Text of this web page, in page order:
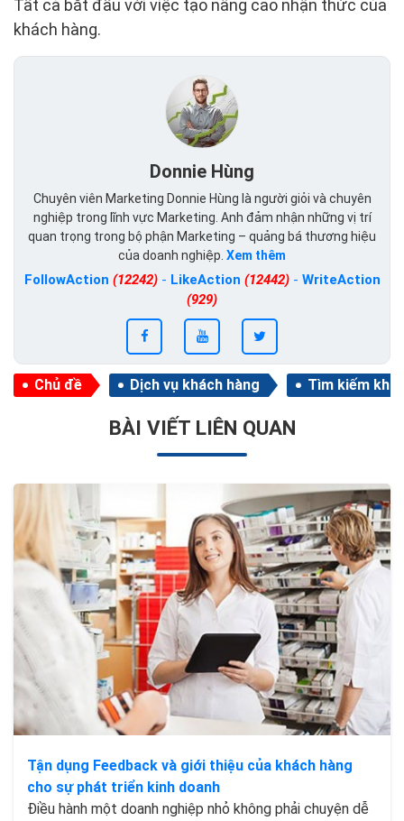
Tất cả bắt đầu với việc tạo nâng cao nhận thức của
khách hàng.
Donnie Hùng
Chuyên viên Marketing Donnie Hùng là người giỏi và chuyên
nghiệp trong lĩnh vực Marketing. Anh đảm nhận những vị trí
quan trọng trong bộ phận Marketing – quảng bá thương hiệu
của doanh nghiệp. Xem thêm
FollowAction (12242)- LikeAction (12442)- WriteAction
(929)
Chủ đề Dịch vụ khách hàng Tìm kiếm
BÀI VIẾT LIÊN QUAN
Tận dụng Feedback và giới thiệu của khách hàng
cho sự phát triển kinh doanh
Điều hành một doanh nghiệp nhỏ không phải chuyện dễ